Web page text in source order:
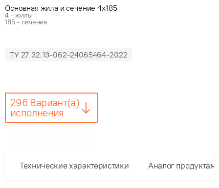
Основная жила и сечение 4x185
4 - жилы
185 - сечение
ТУ 27.32.13-062-24065464-2022
296 Вариант(а)
исполнения
Технические характеристики Аналог